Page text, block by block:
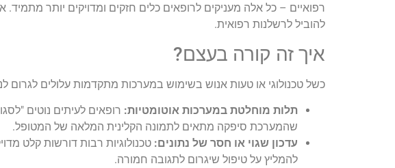
רפואיים – כל אלה מעניקים לרופאים כלים חזקים ומדויקים יותר
להוביל לרשלנות רפואית.
איך זה קורה בעצם?
כשל טכנולוגי או טעות אנוש בשימוש במערכות מתקדמות עלולים
תלות מוחלטת במערכות אוטומטיות: רופאים לעיתים נוטים
שהמערכת סיפקה מתאים לתמונה הקלינית המלאה של המטופל.
עדכון שגוי או חסר של נתונים: טכנולוגיות רבות דורשות קלט
להמליץ על טיפול שיגרום לתגובה חמורה.